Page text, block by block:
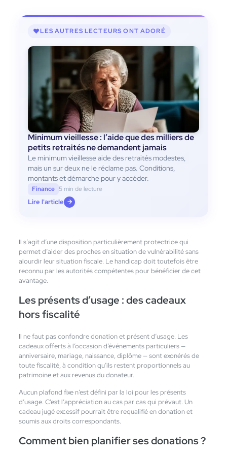
LES AUTRES LECTEURS ONT ADORÉ
Minimum vieillesse : l’aide que des milliers de
petits retraités ne demandent jamais
Le minimum vieillesse aide des retraités modestes,
mais un sur deux ne le réclame pas. Conditions,
montants et démarche pour y accéder.
Finance 5 min de lecture
Lire l'article →
Il s’agit d’une disposition particulièrement protectrice qui
permet d’aider des proches en situation de vulnérabilité sans
alourdir leur situation fiscale. Le handicap doit toutefois être
reconnu par les autorités compétentes pour bénéficier de cet
avantage.
Les présents d’usage : des cadeaux
hors fiscalité
Il ne faut pas confondre donation et présent d’usage. Les
cadeaux offerts à l’occasion d’événements particuliers —
anniversaire, mariage, naissance, diplôme — sont exonérés de
toute fiscalité, à condition qu’ils restent proportionnels au
patrimoine et aux revenus du donateur.
Aucun plafond fixe n’est défini par la loi pour les présents
d’usage. C’est l’appréciation au cas par cas qui prévaut. Un
cadeau jugé excessif pourrait être requalifié en donation et
soumis aux droits correspondants.
Comment bien planifier ses donations ?